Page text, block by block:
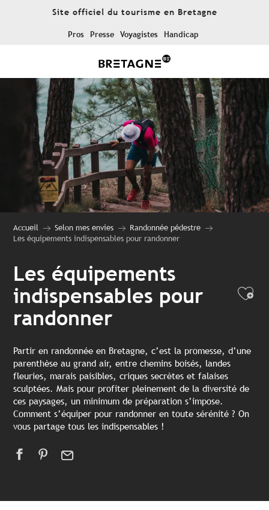
Site officiel du tourisme en Bretagne
Pros Presse Voyagistes Handicap
Accueil Selon mes envies
Randonnée pédestre
Les équipements indispensables pour randonner
Les équipements
indispensables pour
randonner
Partir en randonnée en Bretagne, c’est la promesse, d’une
parenthèse au grand air, entre chemins boisés, landes
fleuries, marais paisibles, criques secrètes et falaises
sculptées. Mais pour profiter pleinement de la diversité de
ces paysages, un minimum de préparation s’impose.
Comment s’équiper pour randonner en toute sérénité ? On
vous partage tous les indispensables !